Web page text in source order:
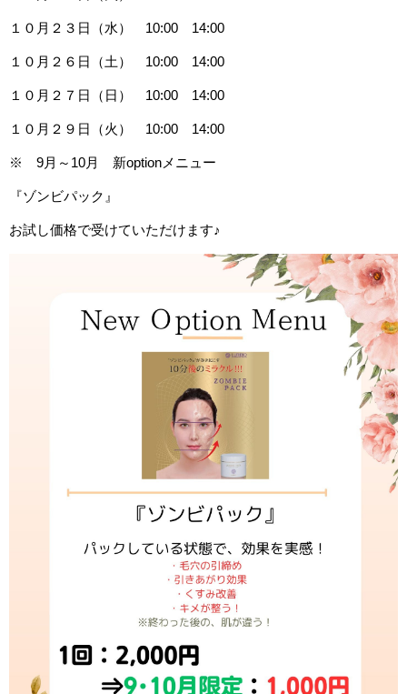
１０月２３日（水） 10:00 14:00
１０月２６日（土） 10:00 14:00
１０月２７日（日） 10:00 14:00
１０月２９日（火） 10:00 14:00
※ 9月～10月 新optionメニュー
『ゾンビパック』
お試し価格で受けていただけます♪